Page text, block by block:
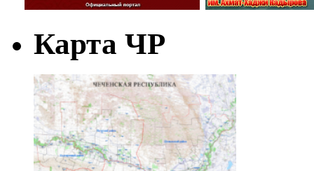
Карта ЧР